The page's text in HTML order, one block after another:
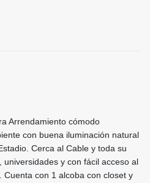
Arrendamiento cómodo
con buena iluminación natural
Cerca al Cable y toda su
y con fácil acceso al
con 1 alcoba con closet y